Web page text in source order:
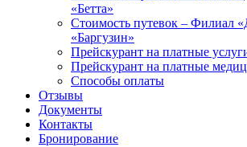
«Бетта»
Стоимость путевок – Филиал
«Баргузин»
Прейскурант на платные
Прейскурант на платные
Способы оплаты
Отзывы
Документы
Контакты
Бронирование